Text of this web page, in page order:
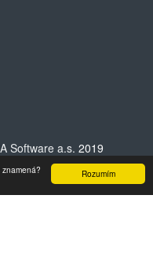
Rozumím
Software a.s. 2019